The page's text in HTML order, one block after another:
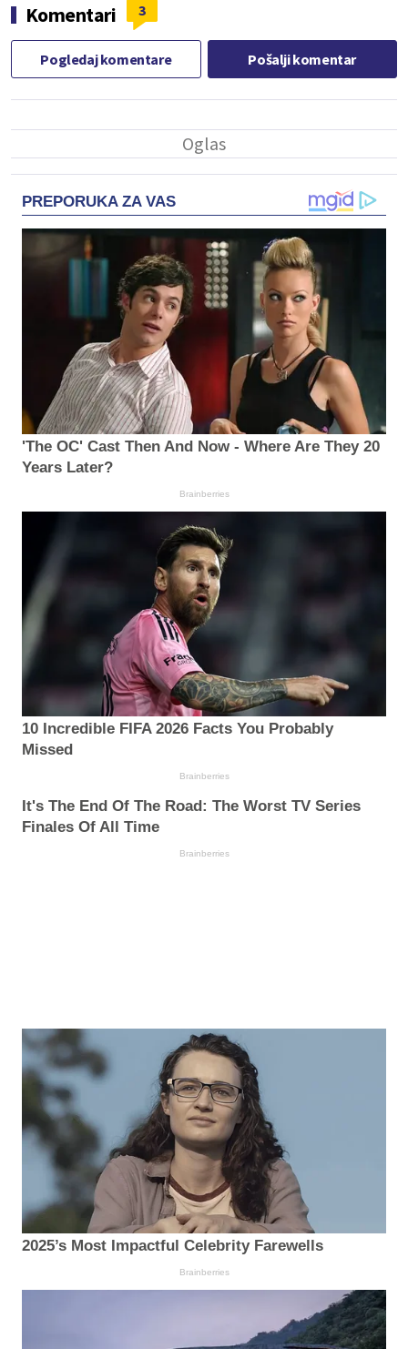
Komentari 3
Pogledaj komentare Pošalji komentar
PREPORUKA ZA VAS
'The OC' Cast Then And Now - Where Are They 20
Years Later?
Brainberries
10 Incredible FIFA 2026 Facts You Probably
Missed
Brainberries
It's The End Of The Road: The Worst TV Series
Finales Of All Time
Brainberries
2025’s Most Impactful Celebrity Farewells
Brainberries